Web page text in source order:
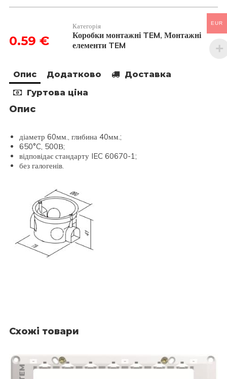
DE10
0.59 €
Категорія
Коробки монтажні TEM, Монтажні
елементи TEM
Опис Додатково
Доставка
Гуртова ціна
Опис
діаметр 60мм., глибина 40мм.;
650°C, 500В;
відповідає стандарту IEC 60670-1;
без галогенів.
Схожі товари
EUR